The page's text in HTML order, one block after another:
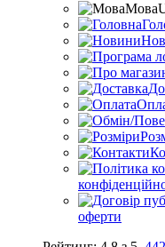
Мова
оферти